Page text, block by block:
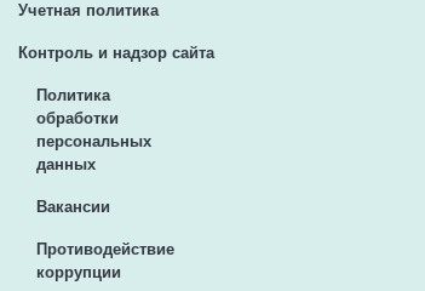
Учетная политика
Контроль и надзор сайта
Политика
обработки
персональных
данных
Вакансии
Противодействие
коррупции